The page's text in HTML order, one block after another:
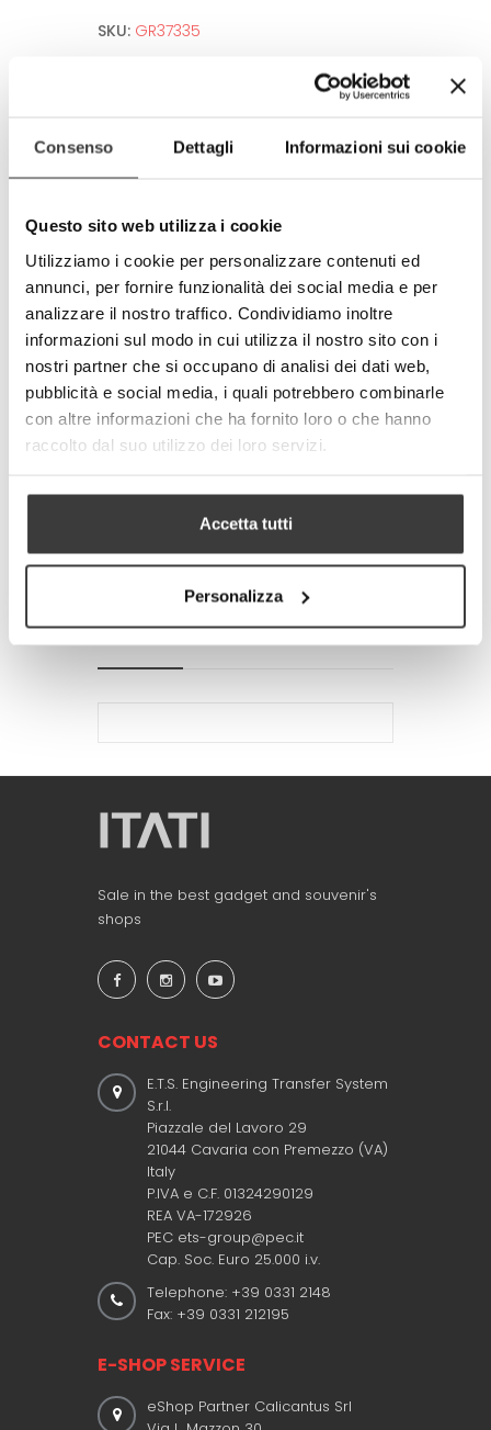
Consenso Dettagli Informazioni sui cookie
Questo sito web utilizza i cookie
Utilizziamo i cookie per personalizzare contenuti ed
annunci, per fornire funzionalità dei social media e per
analizzare il nostro traffico. Condividiamo inoltre
informazioni sul modo in cui utilizza il nostro sito con i
nostri partner che si occupano di analisi dei dati web,
pubblicità e social media, i quali potrebbero combinarle
con altre informazioni che ha fornito loro o che hanno
raccolto dal suo utilizzo dei loro servizi.
Accetta tutti
Personalizza
SKU: GR37335
Meets all european standards.
Completely produced in Italy
© Model and design registered.
Total and partial reproduction is
Share
Google+
Pinterest
MORE INFO DATA SHEET
Sale in the best gadget and souvenir's
shops
CONTACT US
E.T.S. Engineering Transfer System
S.r.l.
Piazzale del Lavoro 29
21044 Cavaria con Premezzo (VA)
Italy
P.IVA e C.F. 01324290129
REA VA-172926
PEC ets-group@pec.it
Cap. Soc. Euro 25.000 i.v.
Telephone: +39 0331 2148
Fax: +39 0331 212195
E-SHOP SERVICE
eShop Partner Calicantus Srl